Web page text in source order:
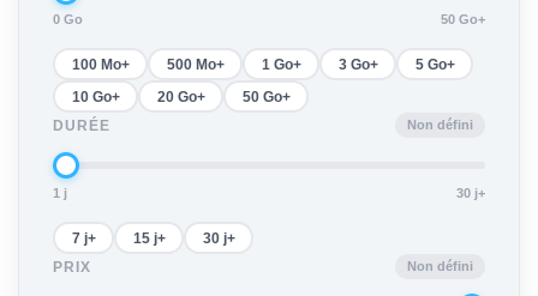
0 Go 50 Go+
100 Mo+ 500 Mo+ 1 Go+ 3 Go+ 5 Go+
10 Go+ 20 Go+
50 Go+
DURÉE
Non défini
1 j 30 j+
7 j+ 15 j+
30 j+
PRIX
Non défini